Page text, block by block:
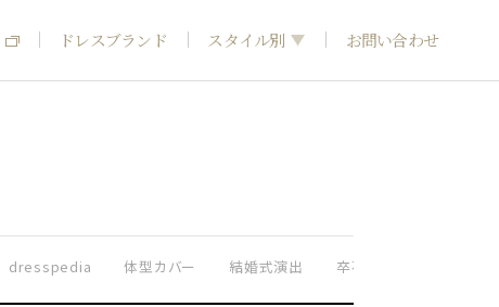
ドレスブランド スタイル別 お問い合わせ
dresspedia 体型カバー 結婚式演出 卒花嫁さま実例